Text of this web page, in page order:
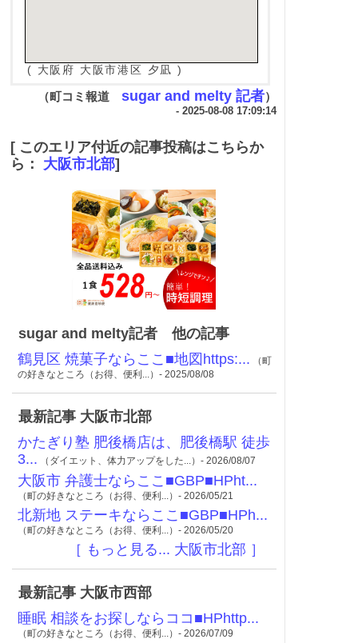
( 大阪府 大阪市港区 夕凪 )
（町コミ報道 sugar and melty 記者）
- 2025-08-08 17:09:14
[ このエリア付近の記事投稿はこちらか
ら： 大阪市北部]
sugar and melty記者 他の記事
鶴見区 焼菓子ならここ■地図https:... （町
の好きなところ（お得、便利...）- 2025/08/08
最新記事 大阪市北部
かたぎり塾 肥後橋店は、肥後橋駅 徒歩
3... （ダイエット、体力アップをした...）- 2026/08/07
大阪市 弁護士ならここ■GBP■HPht...
（町の好きなところ（お得、便利...）- 2026/05/21
北新地 ステーキならここ■GBP■HPh...
（町の好きなところ（お得、便利...）- 2026/05/20
［ もっと見る... 大阪市北部 ］
最新記事 大阪市西部
睡眠 相談をお探しならココ■HPhttp...
（町の好きなところ（お得、便利...）- 2026/07/09